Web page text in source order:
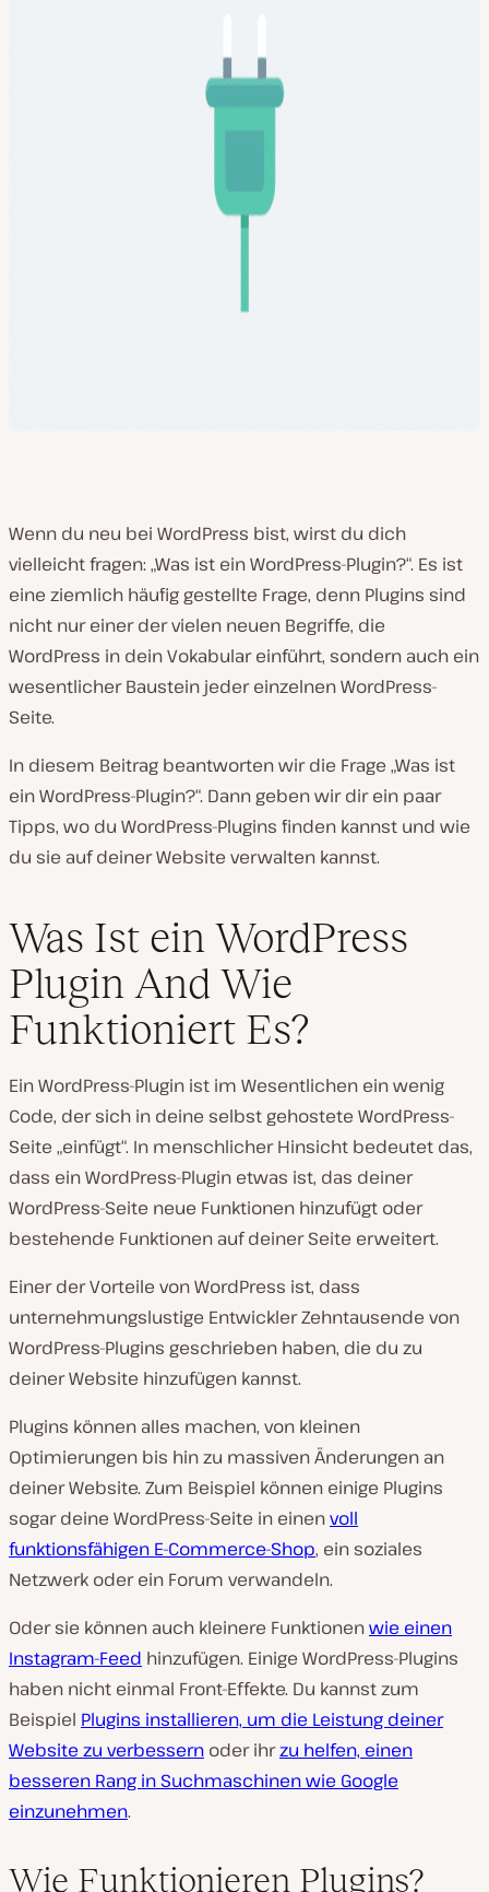
Wenn du neu bei WordPress bist, wirst du dich
vielleicht fragen: „Was ist ein WordPress-Plugin?“. Es ist
eine ziemlich häufig gestellte Frage, denn Plugins sind
nicht nur einer der vielen neuen Begriffe, die
WordPress in dein Vokabular einführt, sondern auch ein
wesentlicher Baustein jeder einzelnen WordPress-
Seite.
In diesem Beitrag beantworten wir die Frage „Was ist
ein WordPress-Plugin?“. Dann geben wir dir ein paar
Tipps, wo du WordPress-Plugins finden kannst und wie
du sie auf deiner Website verwalten kannst.
Was Ist ein WordPress
Plugin And Wie
Funktioniert Es?
Ein WordPress-Plugin ist im Wesentlichen ein wenig
Code, der sich in deine selbst gehostete WordPress-
Seite „einfügt“. In menschlicher Hinsicht bedeutet das,
dass ein WordPress-Plugin etwas ist, das deiner
WordPress-Seite neue Funktionen hinzufügt oder
bestehende Funktionen auf deiner Seite erweitert.
Einer der Vorteile von WordPress ist, dass
unternehmungslustige Entwickler Zehntausende von
WordPress-Plugins geschrieben haben, die du zu
deiner Website hinzufügen kannst.
Plugins können alles machen, von kleinen
Optimierungen bis hin zu massiven Änderungen an
deiner Website. Zum Beispiel können einige Plugins
sogar deine WordPress-Seite in einenvoll
funktionsfähigen E-Commerce-Shop, ein soziales
Netzwerk oder ein Forum verwandeln.
Oder sie können auch kleinere Funktionenwie einen
Instagram-Feed hinzufügen. Einige WordPress-Plugins
haben nicht einmal Front-Effekte. Du kannst zum
Beispiel Plugins installieren, um die Leistung deiner
Website zu verbessern oder ihrzu helfen, einen
besseren Rang in Suchmaschinen wie Google
einzunehmen.
Wie Funktionieren Plugins?